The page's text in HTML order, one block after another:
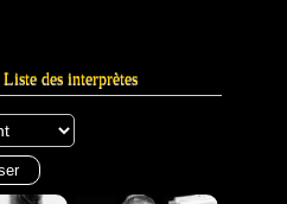
Liste des interprètes